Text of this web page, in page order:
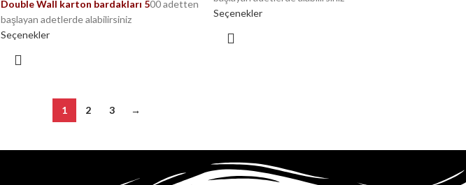
Double Wall karton bardakları 500 adetten
başlayan adetlerde alabilirsiniz
Seçenekler
Seçenekler
1 2 3 →